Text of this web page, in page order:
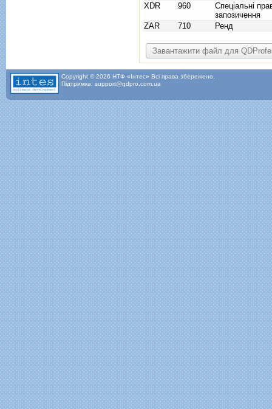
XDR
960
Спецiальнi
запозичення
ZAR
710 Ренд
Copyright © 2026 НТФ «Інтес» Всі права збережено.
Підтримка: support@qdpro.com.ua